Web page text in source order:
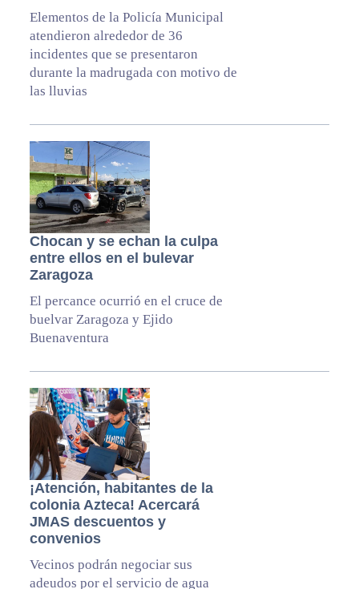
Elementos de la Policía Municipal
atendieron alrededor de 36
incidentes que se presentaron
durante la madrugada con motivo de
las lluvias
Chocan y se echan la culpa
entre ellos en el bulevar
Zaragoza
El percance ocurrió en el cruce de
buelvar Zaragoza y Ejido
Buenaventura
¡Atención, habitantes de la
colonia Azteca! Acercará
JMAS descuentos y
convenios
Vecinos podrán negociar sus
adeudos por el servicio de agua